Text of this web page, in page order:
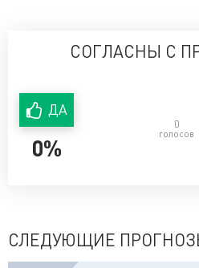
СОГЛАСНЫ С
ДА
0%
0
голосов
СЛЕДУЮЩИЕ